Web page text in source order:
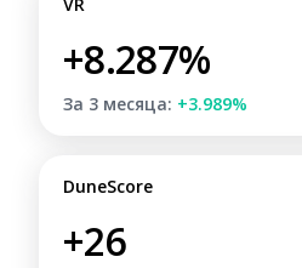
+8.287%
За 3 месяца: +3.989%
DuneScore
+26